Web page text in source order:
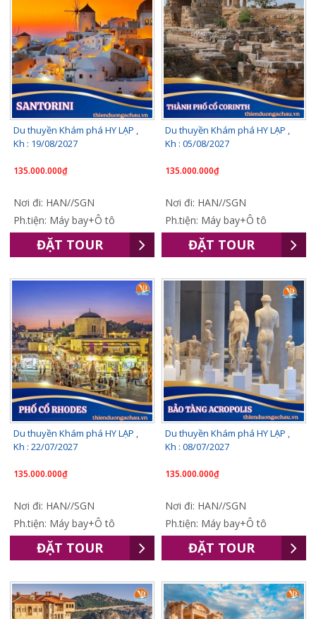
Du thuyền Khám phá HY LẠP ,
Kh : 19/08/2027
135.000.000₫
Nơi đi: HAN//SGN
Ph.tiện: Máy bay+Ô tô
ĐẶT TOUR
Du thuyền Khám phá HY LẠP ,
Kh : 05/08/2027
135.000.000₫
Nơi đi: HAN//SGN
Ph.tiện: Máy bay+Ô tô
ĐẶT TOUR
Du thuyền Khám phá HY LẠP ,
Kh : 22/07/2027
135.000.000₫
Nơi đi: HAN//SGN
Ph.tiện: Máy bay+Ô tô
ĐẶT TOUR
Du thuyền Khám phá HY LẠP ,
Kh : 08/07/2027
135.000.000₫
Nơi đi: HAN//SGN
Ph.tiện: Máy bay+Ô tô
ĐẶT TOUR